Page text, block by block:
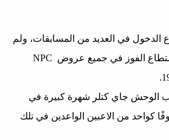
الدخول في العديد من المسابقات، ولم
يمر وقت طويل حتى إستطاع الفوز في جميع عروض NPC
الوحش جاي كتلر شهرة كبيرة في
كواحد من الاعبين الواعدين في تلك